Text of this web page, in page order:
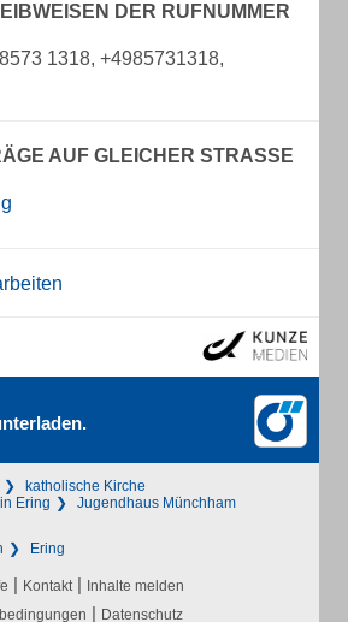
DER RUFNUMMER
1318, +4985731318,
AUF GLEICHER STRASSE
katholische Kirche
Ering
Jugendhaus Münchham
Ering
| Kontakt | Inhalte melden
| Datenschutz